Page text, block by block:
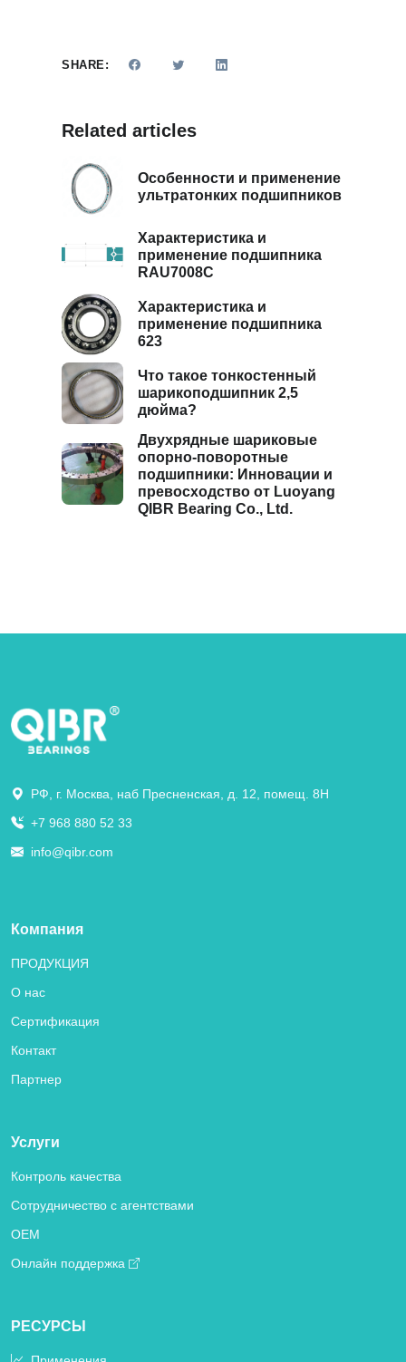
SHARE:
Related articles
Особенности и применение
ультратонких подшипников
Характеристика и
применение подшипника
RAU7008C
Характеристика и
применение подшипника
623
Что такое тонкостенный
шарикоподшипник 2,5
дюйма?
Двухрядные шариковые
опорно-поворотные
подшипники: Инновации и
превосходство от Luoyang
QIBR Bearing Co., Ltd.
РФ, г. Москва, наб Пресненская, д. 12, помещ. 8Н
+7 968 880 52 33
info@qibr.com
Компания
ПРОДУКЦИЯ
О нас
Сертификация
Контакт
Партнер
Услуги
Контроль качества
Сотрудничество с агентствами
OEM
Онлайн поддержка
РЕСУРСЫ